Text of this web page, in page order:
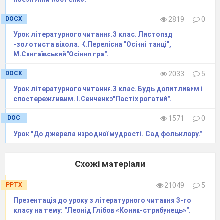
На що вам радять звернути увагу?
Прочитайте.
Робота над віршем С. Сухомлинського «Скільки
барв кругом розлито».
● Читання вірша учителем.
- Послухайте уважно вірш і скажіть, яку осінь
описано в ньому?
● Лексична робота. Зясування
значення слів.
Пурпур – темно-червоний або яскраво-
червоний колір.
Охра –
Просинь – домішка синього.
DOCX 2819
0
Урок літературного читання.3 клас. Листопад
-золотиста віхола. К.Перелісна "Осінні танці",
М.Сингаївський"Осіння гра".
DOCX 2033
5
Урок літературного читання.3 клас. Будь допитливим і
спостережливим. І.Сенченко"Пастіх рогатий".
DOC 1571
0
Урок "До джерела народної мудрості. Сад фольклору."
Схожі матеріали
PPTX 21049
5
Презентація до уроку з літературного читання 3-го
класу на тему: "Леонід Глібов «Коник-стрибунець»".